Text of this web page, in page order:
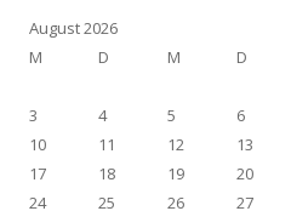
August 2026
M
D M D
3
4 5 6
10
11 12 13
17
18 19 20
24
25 26 27